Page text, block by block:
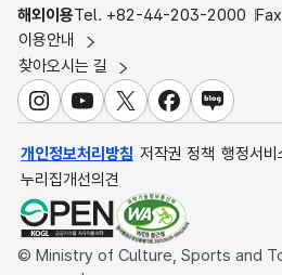
해외이용Tel. +82-44-203-2000
이용안내
찾아오시는 길
인스타그램
유튜브X 페이스북
블로그
개인정보처리방침 저작권 정책 행정서비
누리집개선의견
© Ministry of Culture, Sports and